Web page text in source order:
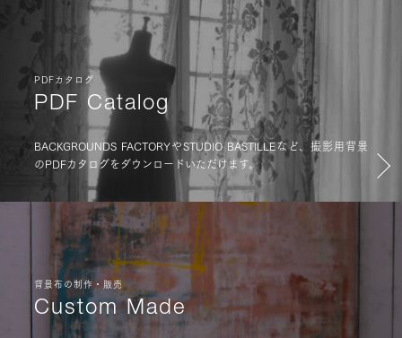
PDFカタログ
PDF Catalog
BACKGROUNDS FACTORYやSTUDIO BASTILLEなど、撮影用背景
のPDFカタログをダウンロードいただけます。
背景布の制作・販売
Custom Made